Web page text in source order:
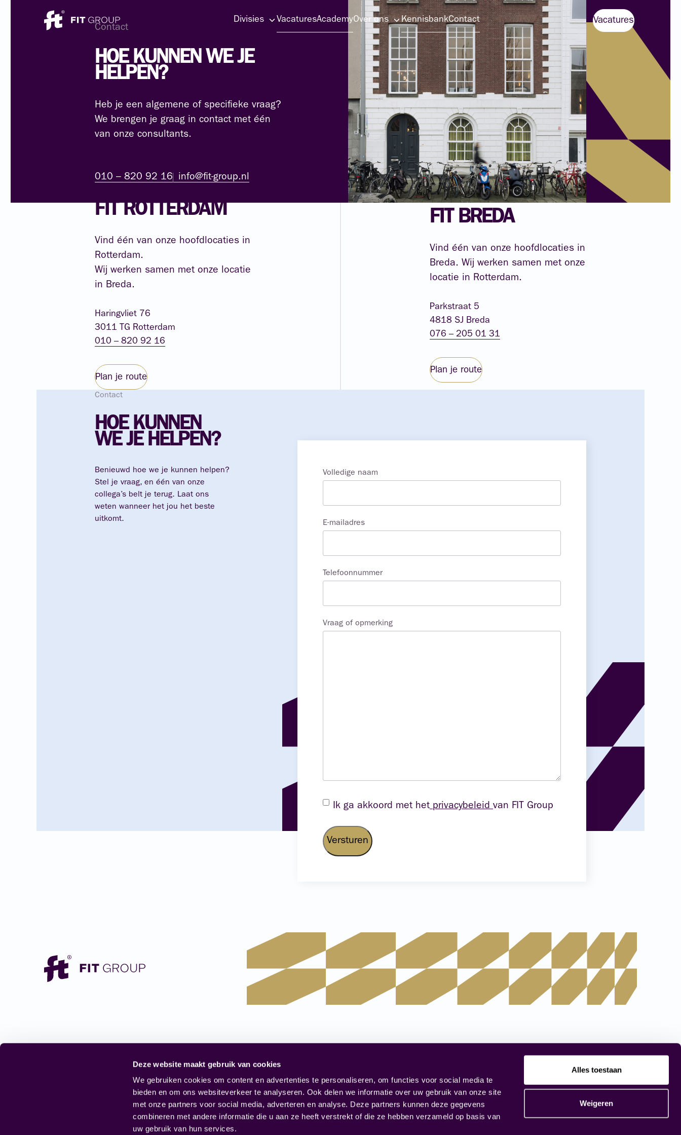
Deze website maakt gebruik van cookies
We gebruiken cookies om content en advertenties te personaliseren, om functies voor social media te
bieden en om ons websiteverkeer te analyseren. Ook delen we informatie over uw gebruik van onze site
met onze partners voor social media, adverteren en analyse. Deze partners kunnen deze gegevens
combineren met andere informatie die u aan ze heeft verstrekt of die ze hebben verzameld op basis van
uw gebruik van hun services.
Alles toestaan
Weigeren
Divisies VacaturesAcademyOver ons KennisbankContact Vacatures
Contact
HOE KUNNEN WE JE
HELPEN?
Heb je een algemene of specifieke vraag?
We brengen je graag in contact met één
van onze consultants.
010 – 820 92 16 info@fit-group.nl
FIT ROTTERDAM
Vind één van onze hoofdlocaties in
Rotterdam.
Wij werken samen met onze locatie
in Breda.
Haringvliet 76
3011 TG Rotterdam
010 – 820 92 16
Plan je route
FIT BREDA
Vind één van onze hoofdlocaties in
Breda. Wij werken samen met onze
locatie in Rotterdam.
Parkstraat 5
4818 SJ Breda
076 – 205 01 31
Plan je route
Contact
HOE KUNNEN
WE JE HELPEN?
Benieuwd hoe we je kunnen helpen?
Stel je vraag, en één van onze
collega’s belt je terug. Laat ons
weten wanneer het jou het beste
uitkomt.
Volledige naam
E-mailadres
Telefoonnummer
Vraag of opmerking
Instemming
Ik ga akkoord met hetprivacybeleidvan FIT Group
Vacatures
Academy
Over ons
3011 TG Rotterdam
010 – 820 92 16
Parkstraat 5
4818 SJ Breda
076 – 205 01 31